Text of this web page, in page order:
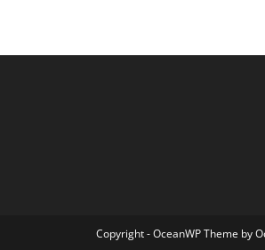
Copyright - OceanWP Theme by